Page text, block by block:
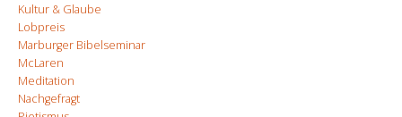
Kultur & Glaube
Lobpreis
Marburger Bibelseminar
McLaren
Meditation
Nachgefragt